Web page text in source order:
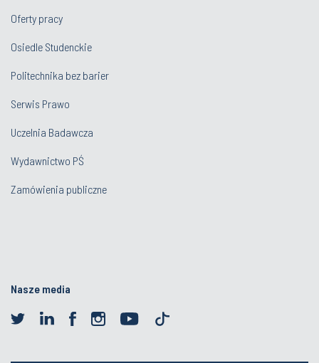
Oferty pracy
Osiedle Studenckie
Politechnika bez barier
Serwis Prawo
Uczelnia Badawcza
Wydawnictwo PŚ
Zamówienia publiczne
Nasze media